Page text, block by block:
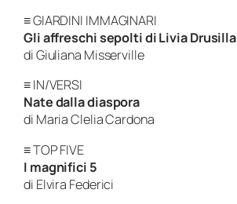
≡ GIARDINI IMMAGINARI
Gli affreschi sepolti di Livia Drusilla
di Giuliana Misserville
≡ IN/VERSI
Nate dalla diaspora
di Maria Clelia Cardona
≡ TOP FIVE
I magnifici 5
di Elvira Federici